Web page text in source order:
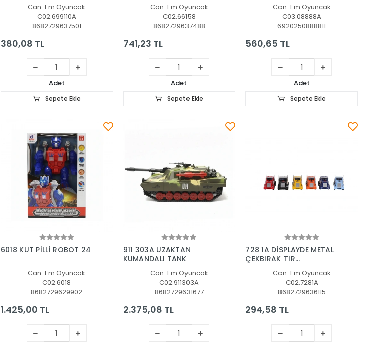
Can-Em Oyuncak
C02.699110A
8682729637501
380,08 TL
Adet
Sepete Ekle
Can-Em Oyuncak
C02.66158
8682729637488
741,23 TL
Adet
Sepete Ekle
Can-Em Oyuncak
C03.08888A
6920250888811
560,65 TL
Adet
Sepete Ekle
Sepete Ekle
6018 KUT PİLLİ ROBOT 24
Can-Em Oyuncak
C02.6018
8682729629902
1.425,00 TL
Sepete Ekle
911 303A UZAKTAN
KUMANDALI TANK
Can-Em Oyuncak
C02.911303A
8682729631677
2.375,08 TL
Sepete Ekle
728 1A DİSPLAYDE METAL
ÇEKBIRAK TIR
tekli satış için adet
Can-Em Oyuncak
C02.7281A
8682729636115
294,58 TL